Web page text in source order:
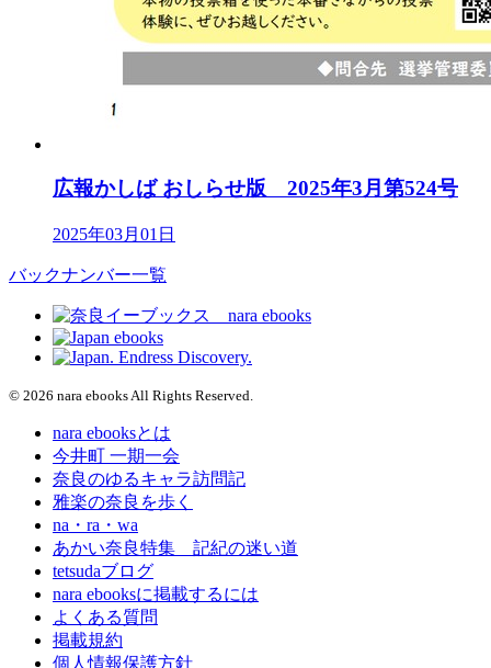
広報かしば おしらせ版 2025年3月第524号
2025年03月01日
バックナンバー一覧
© 2026 nara ebooks All Rights Reserved.
nara ebooksとは
今井町 一期一会
奈良のゆるキャラ訪問記
雅楽の奈良を歩く
na・ra・wa
あかい奈良特集 記紀の迷い道
tetsudaブログ
nara ebooksに掲載するには
よくある質問
掲載規約
個人情報保護方針